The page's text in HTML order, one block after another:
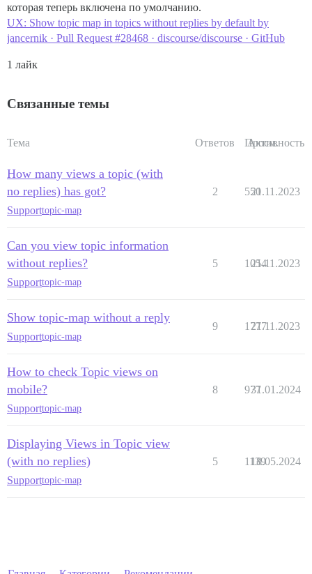
которая теперь включена по умолчанию.
UX: Show topic map in topics without replies by default by
jancernik · Pull Request #28468 · discourse/discourse · GitHub
1 лайк
Связанные темы
Тема Ответов Просм.
Активность
How many views a topic (with
no replies) has got?
Supporttopic-map
2 550
21.11.2023
Can you view topic information
without replies?
Supporttopic-map
5 1054
21.11.2023
Show topic-map without a reply
Supporttopic-map
9 1777
21.11.2023
How to check Topic views on
mobile?
Supporttopic-map
8 977
31.01.2024
Displaying Views in Topic view
(with no replies)
Supporttopic-map
5 1139
18.05.2024